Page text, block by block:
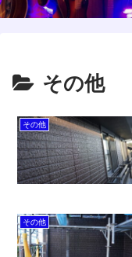
その他
その他
その他